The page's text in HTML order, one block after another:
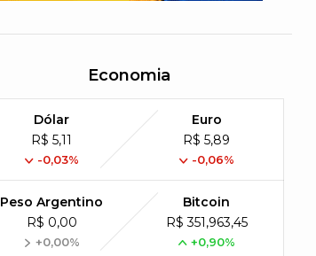
Economia
Dólar
R$ 5,11
-0,03%
Euro
R$ 5,89
-0,06%
Peso Argentino
R$ 0,00
+0,00%
Bitcoin
R$ 351,963,45
+0,90%